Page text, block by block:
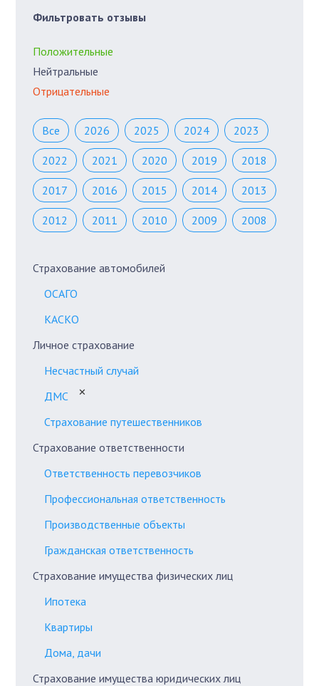
Фильтровать отзывы
Положительные
Нейтральные
Отрицательные
Все 2026 2025 2024 2023
2022 2021 2020 2019 2018
2017 2016 2015 2014 2013
2012 2011 2010 2009 2008
Страхование автомобилей
ОСАГО
КАСКО
Личное страхование
Несчастный случай
ДМС
✕
Страхование путешественников
Страхование ответственности
Ответственность перевозчиков
Профессиональная ответственность
Производственные объекты
Гражданская ответственность
Страхование имущества физических лиц
Ипотека
Квартиры
Дома, дачи
Страхование имущества юридических лиц